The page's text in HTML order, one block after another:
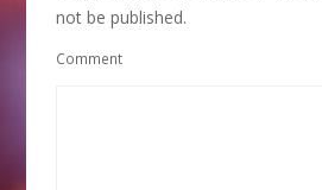
not be published.
Comment